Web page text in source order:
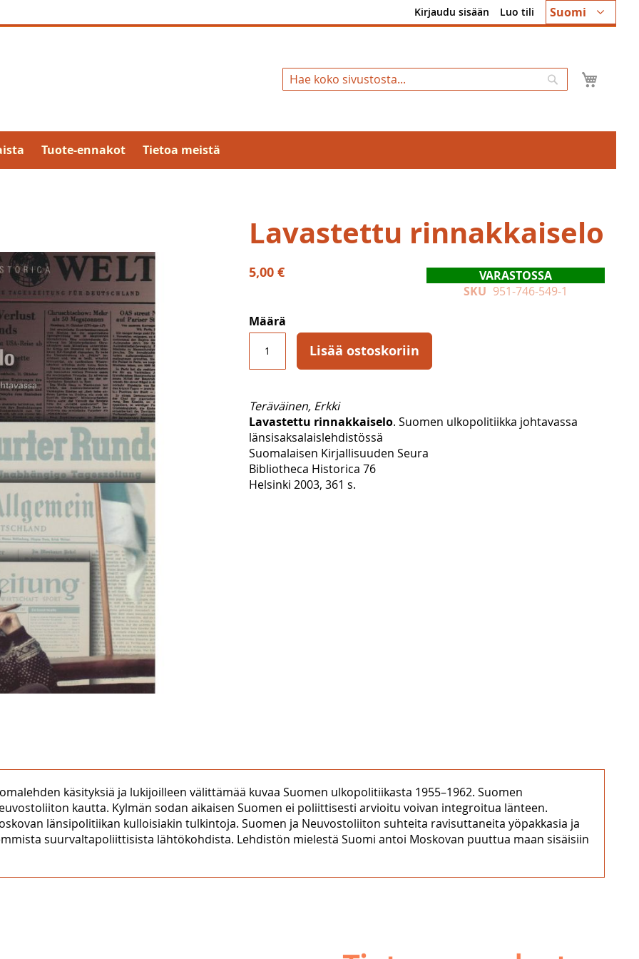
Kieli
Suomi
Kirjaudu sisään Luo tili
Hae
Tuote-ennakot Tietoa meistä
Lavastettu rinnakkaiselo
5,00 €
VARASTOSSA
SKU 951-746-549-1
Määrä
Lisää ostoskoriin
Teräväinen, Erkki
Lavastettu rinnakkaiselo. Suomen ulkopolitiikka johtavassa
länsisaksalaislehdistössä
Suomalaisen Kirjallisuuden Seura
Bibliotheca Historica 76
Helsinki 2003, 361 s.
käsityksiä ja lukijoilleen välittämää kuvaa Suomen ulkopolitiikasta 1955–1962. Suomen
kautta. Kylmän sodan aikaisen Suomen ei poliittisesti arvioitu voivan integroitua länteen.
länsipolitiikan kulloisiakin tulkintoja. Suomen ja Neuvostoliiton suhteita ravisuttaneita yöpakkasia ja
suurvaltapoliittisista lähtökohdista. Lehdistön mielestä Suomi antoi Moskovan puuttua maan sisäisiin